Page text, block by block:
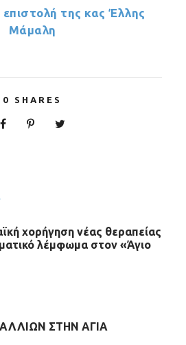
επιστολή της κας Έλλης
Μάμαλη
0 SHARES
χορήγηση νέας θεραπείας
λέμφωμα στον «Άγιο
ΣΤΗΝ ΑΓΙΑ